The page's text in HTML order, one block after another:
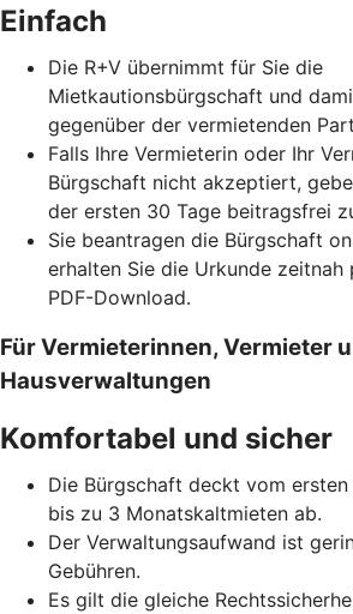
Einfach
Die R+V übernimmt für Sie die
Mietkautionsbürgschaft und
gegenüber der vermietenden
Falls Ihre Vermieterin oder Ihr
Bürgschaft nicht akzeptiert,
der ersten 30 Tage beitragsfrei
Sie beantragen die Bürgschaft
erhalten Sie die Urkunde
PDF-Download.
Für Vermieterinnen, Vermieter
Hausverwaltungen
Komfortabel und sicher
Die Bürgschaft deckt vom
bis zu 3 Monatskaltmieten ab.
Der Verwaltungsaufwand ist
Gebühren.
Es gilt die gleiche